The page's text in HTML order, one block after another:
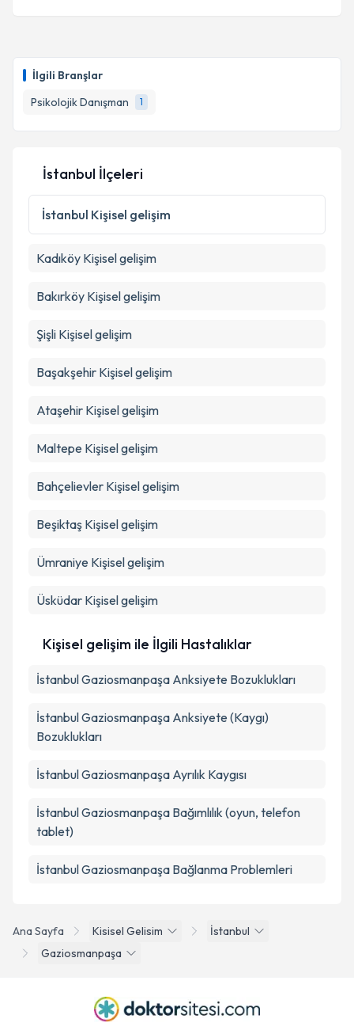
İlgili Branşlar
Psikolojik Danışman
1
Ana Sayfa Kisisel Gelisim
İstanbul
Gaziosmanpaşa
İstanbul İlçeleri
İstanbul Kişisel gelişim
Kadıköy Kişisel gelişim
Bakırköy Kişisel gelişim
Şişli Kişisel gelişim
Başakşehir Kişisel gelişim
Ataşehir Kişisel gelişim
Maltepe Kişisel gelişim
Bahçelievler Kişisel gelişim
Beşiktaş Kişisel gelişim
Ümraniye Kişisel gelişim
Üsküdar Kişisel gelişim
Kişisel gelişim ile İlgili Hastalıklar
İstanbul Gaziosmanpaşa Anksiyete Bozuklukları
İstanbul Gaziosmanpaşa Anksiyete (Kaygı)
Bozuklukları
İstanbul Gaziosmanpaşa Ayrılık Kaygısı
İstanbul Gaziosmanpaşa Bağımlılık (oyun, telefon
tablet)
İstanbul Gaziosmanpaşa Bağlanma Problemleri